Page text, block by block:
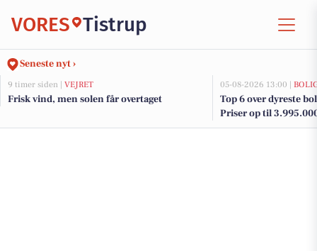
VORES Tistrup
Seneste nyt ›
9 timer siden | VEJRET
Frisk vind, men solen får overtaget
05-08-2026 13:00 |
Top 6 over dyreste
Priser op til